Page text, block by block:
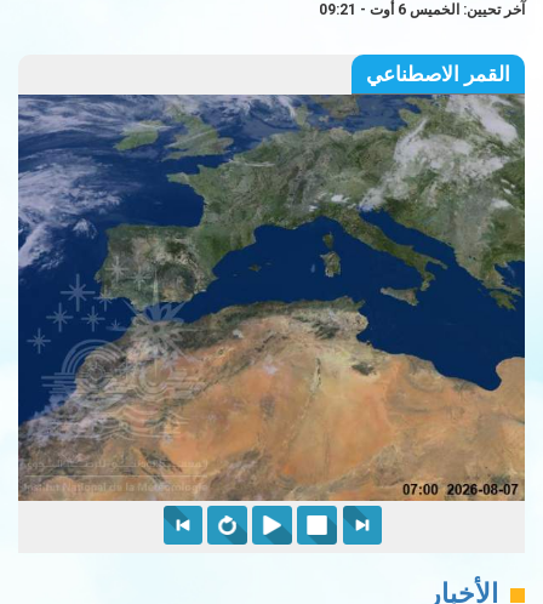
آخر تحيين: الخميس 6 أوت - 09:21
القمر الاصطناعي
الأخبار